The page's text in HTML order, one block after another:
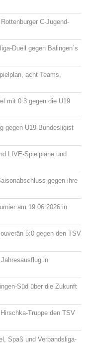
C-Jugend-
Duell gegen Balingen´s
acht Teams,
mit 0:3 gegen die U19
gegen U19-Bundesligist
LIVE-Spielpläne und
gegen ihre
am 19.06.2026 in
5:0 gegen den TSV
in
Süd über die Zukunft
Truppe den TSV
Spaß und Verbandsliga-